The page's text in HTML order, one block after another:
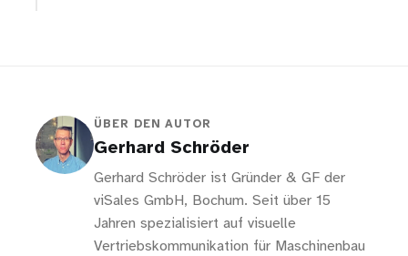
ÜBER DEN AUTOR
Gerhard Schröder
Gerhard Schröder ist Gründer & GF der
viSales GmbH, Bochum. Seit über 15
Jahren spezialisiert auf visuelle
Vertriebskommunikation für Maschinenbau